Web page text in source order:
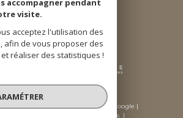
Adhérents
réservés | Traduction powered by Google |
Mentions légales
accompagner pendant
visite.
acceptez l'utilisation des
afin de vous proposer des
réaliser des statistiques !